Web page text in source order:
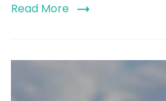
Read More